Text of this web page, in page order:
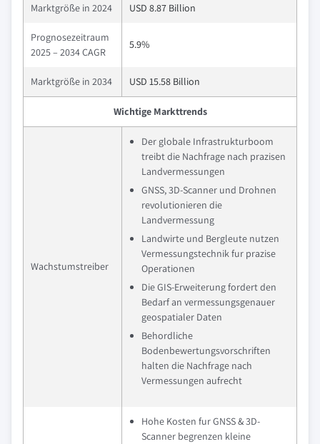
Marktgröße in 2024 USD 8.87 Billion
Prognosezeitraum
2025 – 2034 CAGR
5.9%
Marktgröße in 2034 USD 15.58 Billion
Wichtige Markttrends
Wachstumstreiber
Der globale Infrastrukturboom
treibt die Nachfrage nach prazisen
Landvermessungen
GNSS, 3D-Scanner und Drohnen
revolutionieren die
Landvermessung
Landwirte und Bergleute nutzen
Vermessungstechnik fur prazise
Operationen
Die GIS-Erweiterung fordert den
Bedarf an vermessungsgenauer
geospatialer Daten
Behordliche
Bodenbewertungsvorschriften
halten die Nachfrage nach
Vermessungen aufrecht
Hohe Kosten fur GNSS & 3D-
Scanner begrenzen kleine